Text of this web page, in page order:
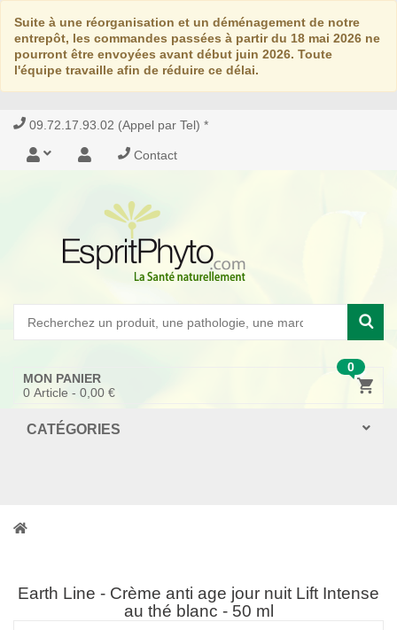
Suite à une réorganisation et un déménagement de notre
entrepôt, les commandes passées à partir du 18 mai 2026 ne
pourront être envoyées avant début juin 2026. Toute
l'équipe travaille afin de réduire ce délai.
09.72.17.93.02 (Appel par Tel) *
Contact
0
MON PANIER
0 Article - 0,00 €
CATÉGORIES
Earth Line - Crème anti age jour nuit Lift Intense
au thé blanc - 50 ml